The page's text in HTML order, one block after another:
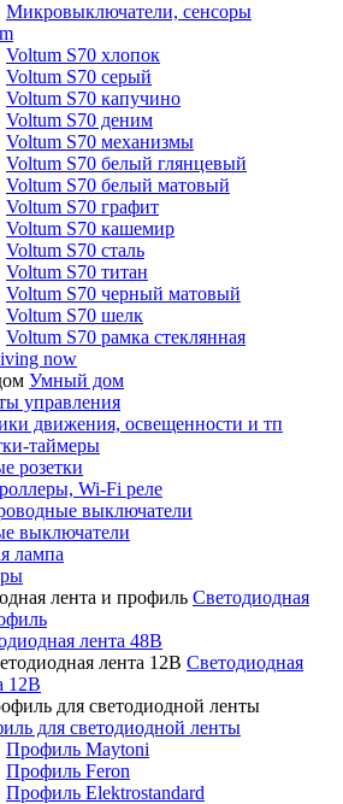
Микровыключатели, сенсоры
Voltum S70 хлопок
Voltum S70 серый
Voltum S70 капучино
Voltum S70 деним
Voltum S70 механизмы
Voltum S70 белый глянцевый
Voltum S70 белый матовый
Voltum S70 графит
Voltum S70 кашемир
Voltum S70 сталь
Voltum S70 титан
Voltum S70 черный матовый
Voltum S70 шелк
Voltum S70 рамка стеклянная
now
Умный дом
управления
движения, освещенности и тп
таймеры
розетки
Wi-Fi реле
выключатели
выключатели
лампа
Светодиодная
лента 48В
Светодиодная
12В
для светодиодной ленты
Профиль Maytoni
Профиль Feron
Профиль Elektrostandard